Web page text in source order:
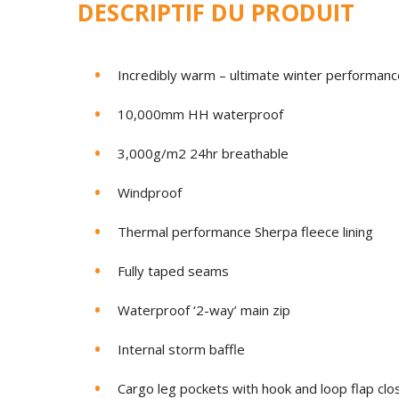
DESCRIPTIF DU PRODUIT
Incredibly warm – ultimate winter
10,000mm HH waterproof
3,000g/m2 24hr breathable
Windproof
Thermal performance Sherpa fleece lining
Fully taped seams
Waterproof ‘2-way’ main zip
Internal storm baffle
Cargo leg pockets with hook and loop flap